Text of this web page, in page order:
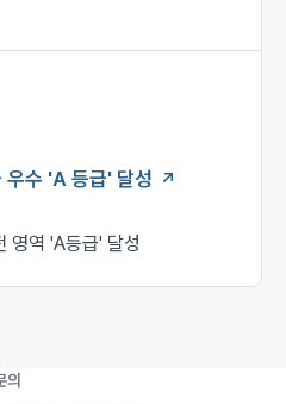
수 'A 등급' 달성
영역 'A등급' 달성
의